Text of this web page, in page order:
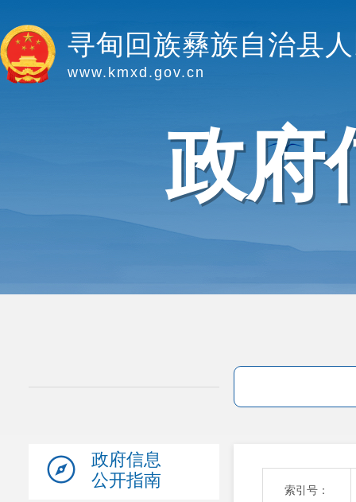
寻甸回族彝族自治县
www.kmxd.gov.cn
政府
政府信息
公开指南
索引号：